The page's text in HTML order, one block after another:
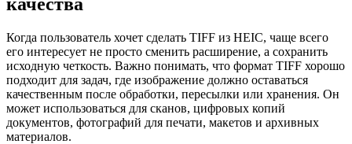
Когда пользователь хочет сделать TIFF из HEIC, чаще всего
его интересует не просто сменить расширение, а сохранить
исходную четкость. Важно понимать, что формат TIFF хорошо
подходит для задач, где изображение должно оставаться
качественным после обработки, пересылки или хранения. Он
может использоваться для сканов, цифровых копий
документов, фотографий для печати, макетов и архивных
материалов.